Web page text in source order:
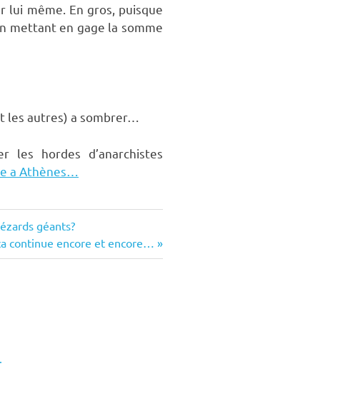
lui même. En gros, puisque
mettant en gage la somme
les autres) a sombrer…
hordes d’anarchistes
a Athènes…
géants?
continue encore et encore…